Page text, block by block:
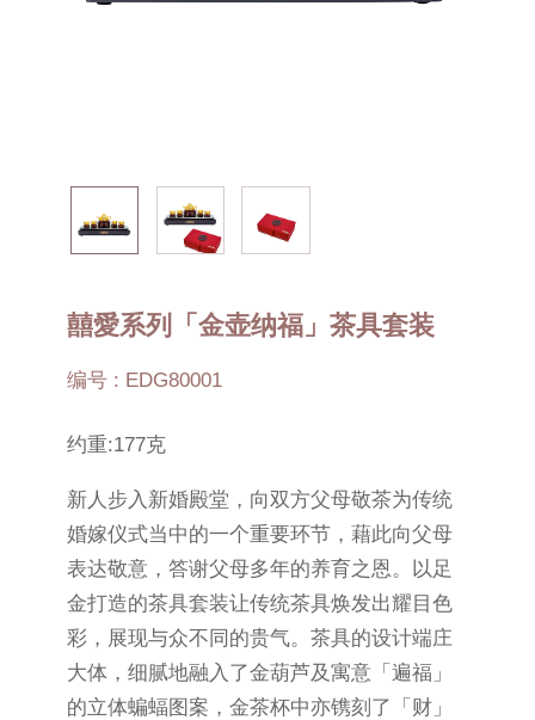
囍愛系列「金壶纳福」茶具套装
编号 : EDG80001
约重:177克
新人步入新婚殿堂，向双方父母敬茶为传统
婚嫁仪式当中的一个重要环节，藉此向父母
表达敬意，答谢父母多年的养育之恩。以足
金打造的茶具套装让传统茶具焕发出耀目色
彩，展现与众不同的贵气。茶具的设计端庄
大体，细腻地融入了金葫芦及寓意「遍福」
的立体蝙蝠图案，金茶杯中亦镌刻了「财」